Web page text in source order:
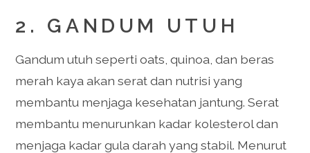
2. GANDUM UTUH
Gandum utuh seperti oats, quinoa, dan beras
merah kaya akan serat dan nutrisi yang
membantu menjaga kesehatan jantung. Serat
membantu menurunkan kadar kolesterol dan
menjaga kadar gula darah yang stabil. Menurut